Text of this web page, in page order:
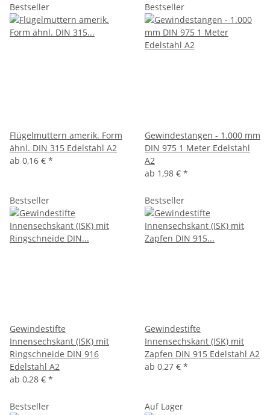
Bestseller
Flügelmuttern amerik. Form
ähnl. DIN 315 Edelstahl A2
ab 0,16 € *
Bestseller
Gewindestangen - 1.000 mm
DIN 975 1 Meter Edelstahl
A2
ab 1,98 € *
Bestseller
Gewindestifte
Innensechskant (ISK) mit
Ringschneide DIN 916
Edelstahl A2
ab 0,28 € *
Bestseller
Gewindestifte
Innensechskant (ISK) mit
Zapfen DIN 915 Edelstahl A2
ab 0,27 € *
Bestseller Auf Lager